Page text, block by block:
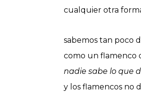
cualquier otra
sabemos tan poco
como un flamenco
nadie sabe lo que
y los flamencos no